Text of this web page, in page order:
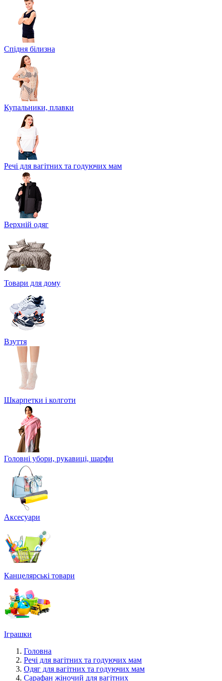
Спідня білизна
Купальники, плавки
Речі для вагітних та годуючих мам
Верхній одяг
Товари для дому
Взуття
Шкарпетки і колготи
Головні убори, рукавиці, шарфи
Аксесуари
Канцелярські товари
Іграшки
Головна
Речі для вагітних та годуючих мам
Одяг для вагітних та годуючих мам
Сарафан жіночий для вагітних